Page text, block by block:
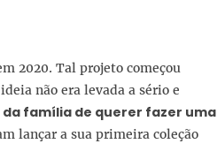
2020. Tal projeto começou
não era levada a sério e
família de querer fazer uma
lançar a sua primeira coleção